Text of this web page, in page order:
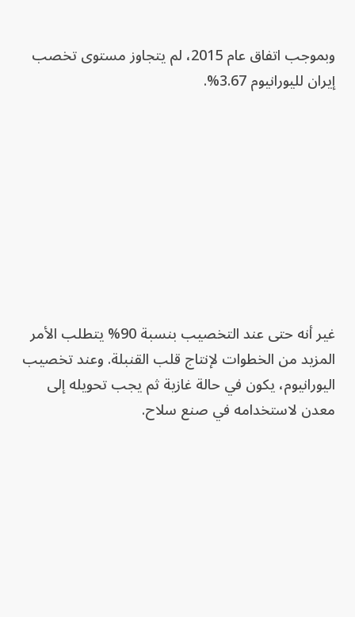
وبموجب اتفاق عام 2015، لم يتجاوز مستوى تخصب
إيران لليورانيوم 3.67%.
غير أنه حتى عند التخصيب بنسبة 90% يتطلب الأمر
المزيد من الخطوات لإنتاج قلب القنبلة. وعند تخصيب
اليورانيوم، يكون في حالة غازية ثم يجب تحويله إلى
معدن لاستخدامه في صنع سلاح.